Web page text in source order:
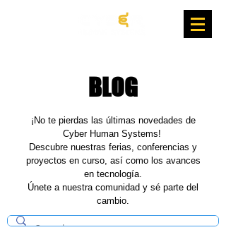
BLOG
¡No te pierdas las últimas novedades de
Cyber Human Systems!
Descubre nuestras ferias, conferencias y
proyectos en curso, así como los avances
en tecnología.
Únete a nuestra comunidad y sé parte del
cambio.